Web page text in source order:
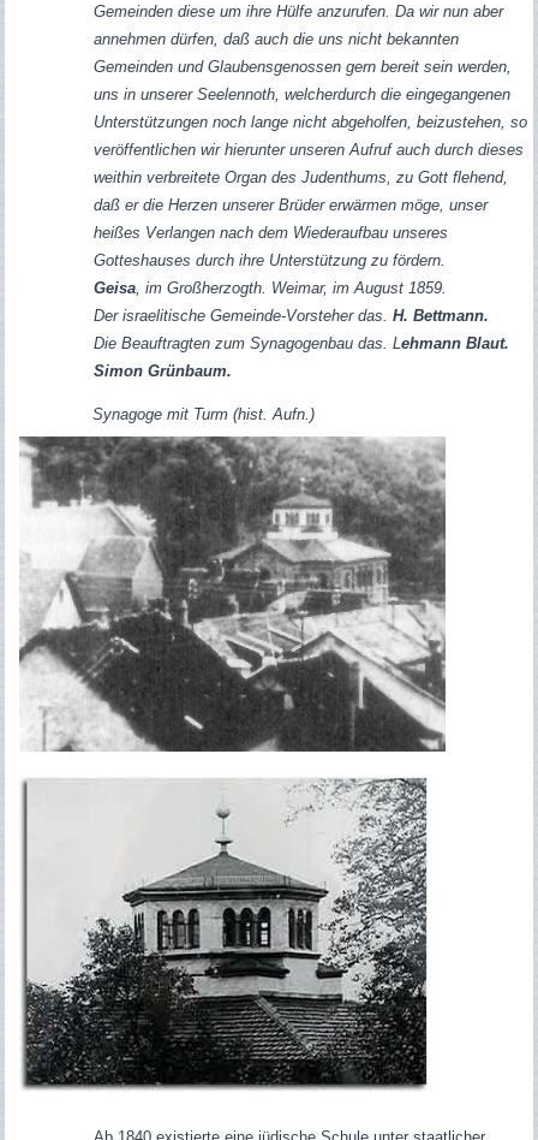
Gemeinden diese um ihre Hülfe anzurufen. Da wir nun aber
annehmen dürfen, daß auch die uns nicht bekannten
Gemeinden und Glaubensgenossen gern bereit sein werden,
uns in unserer Seelennoth, welcherdurch die eingegangenen
Unterstützungen noch lange nicht abgeholfen, beizustehen, so
veröffentlichen wir hierunter unseren Aufruf auch durch dieses
weithin verbreitete Organ des Judenthums, zu Gott flehend,
daß er die Herzen unserer Brüder erwärmen möge, unser
heißes Verlangen nach dem Wiederaufbau unseres
Gotteshauses durch ihre Unterstützung zu fördern.
Geisa, im Großherzogth. Weimar, im August 1859.
Der israelitische Gemeinde-Vorsteher das. H. Bettmann.
Die Beauftragten zum Synagogenbau das. L ehmann Blaut.
Simon Grünbaum.
Synagoge mit Turm (hist. Aufn.)